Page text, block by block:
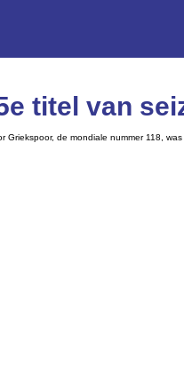
titel van
de mondiale nummer 118,